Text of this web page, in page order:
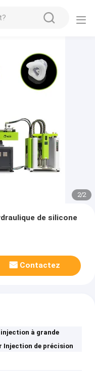
2/2
de silicone
Contactez
à grande
Injection de précision